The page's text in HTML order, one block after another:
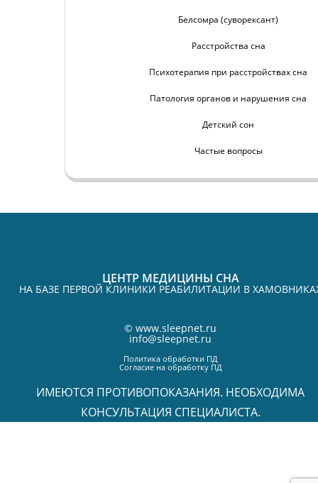
Белсомра (суворексант)
Расстройства сна
Психотерапия при расстройствах сна
Патология органов и нарушения сна
Детский сон
Частые вопросы
ЦЕНТР МЕДИЦИНЫ СНА
НА БАЗЕ ПЕРВОЙ КЛИНИКИ РЕАБИЛИТАЦИИ В
© www.sleepnet.ru
info@sleepnet.ru
Политика обработки ПД
Согласие на обработку ПД
ИМЕЮТСЯ ПРОТИВОПОКАЗАНИЯ. НЕОБХОДИМА
КОНСУЛЬТАЦИЯ СПЕЦИАЛИСТА.